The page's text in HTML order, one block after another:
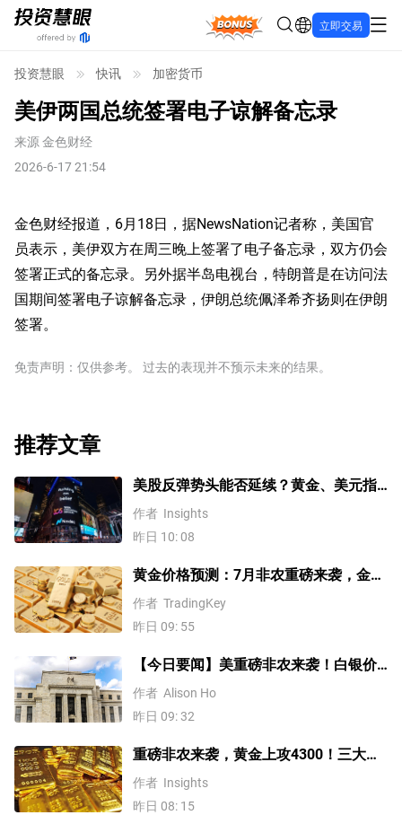
Bonus 立即交易
投资慧眼 快讯 加密货币
美伊两国总统签署电子谅解备忘录
来源金色财经
2026-6-17 21:54
金色财经报道，6月18日，据NewsNation记者称，美国官
员表示，美伊双方在周三晚上签署了电子备忘录，双方仍会
签署正式的备忘录。另外据半岛电视台，特朗普是在访问法
国期间签署电子谅解备忘录，伊朗总统佩泽希齐扬则在伊朗
签署。
免责声明：仅供参考。 过去的表现并不预示未来的结果。
推荐文章
美股反弹势头能否延续？黄金、美元指
数、费半指数、纳指100技术分析
作者 Insights
昨日 10: 08
黄金价格预测：7月非农重磅来袭，金价
站上4300美元后还能涨吗？
作者 TradingKey
昨日 09: 55
【今日要闻】美重磅非农来袭！白银价
格涨4%，黄金创一个多月新高
作者 Alison Ho
昨日 09: 32
重磅非农来袭，黄金上攻4300！三大因
素预示金价升势有望延续
作者 Insights
昨日 08: 15